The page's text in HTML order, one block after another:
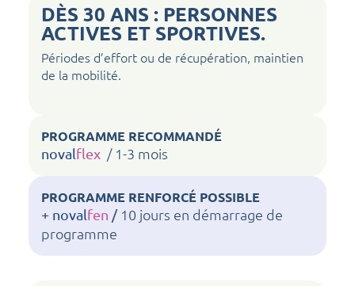
DÈS 30 ANS : PERSONNES
ACTIVES ET SPORTIVES.
Périodes d’effort ou de récupération, maintien
de la mobilité.
PROGRAMME RECOMMANDÉ
novalflex / 1-3 mois
PROGRAMME RENFORCÉ POSSIBLE
+ novalfen / 10 jours en démarrage de
programme